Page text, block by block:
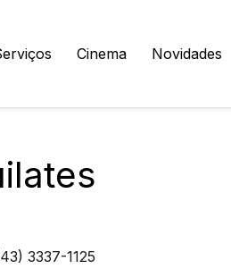
Cinema Novidades
3337-1125